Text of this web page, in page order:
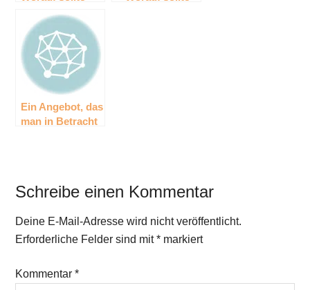
Ein Angebot, das
man in Betracht
Schreibe einen Kommentar
Deine E-Mail-Adresse wird nicht veröffentlicht.
Erforderliche Felder sind mit* markiert
Kommentar*